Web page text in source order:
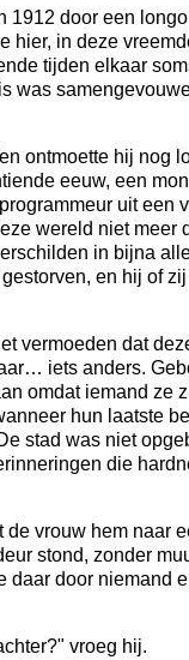
1912 door een
hier, in deze
tijden elkaar
was
ontmoette hij nog
eeuw, een
uit een
wereld niet meer
in bijna
en hij of
vermoeden dat
iets anders.
omdat iemand ze
hun laatste
stad was niet
die
de vrouw hem naar
stond, zonder
daar door niemand
vroeg hij.